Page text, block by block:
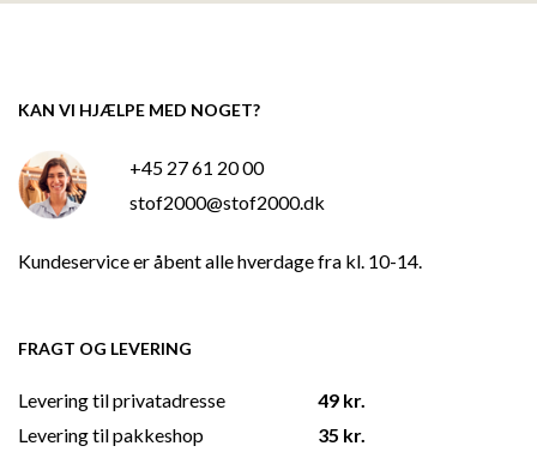
KAN VI HJÆLPE MED NOGET?
+45 27 61 20 00
stof2000@stof2000.dk
Kundeservice er åbent alle hverdage fra kl. 10-14.
FRAGT OG LEVERING
Levering til privatadresse
Levering til pakkeshop
49 kr.
35 kr.